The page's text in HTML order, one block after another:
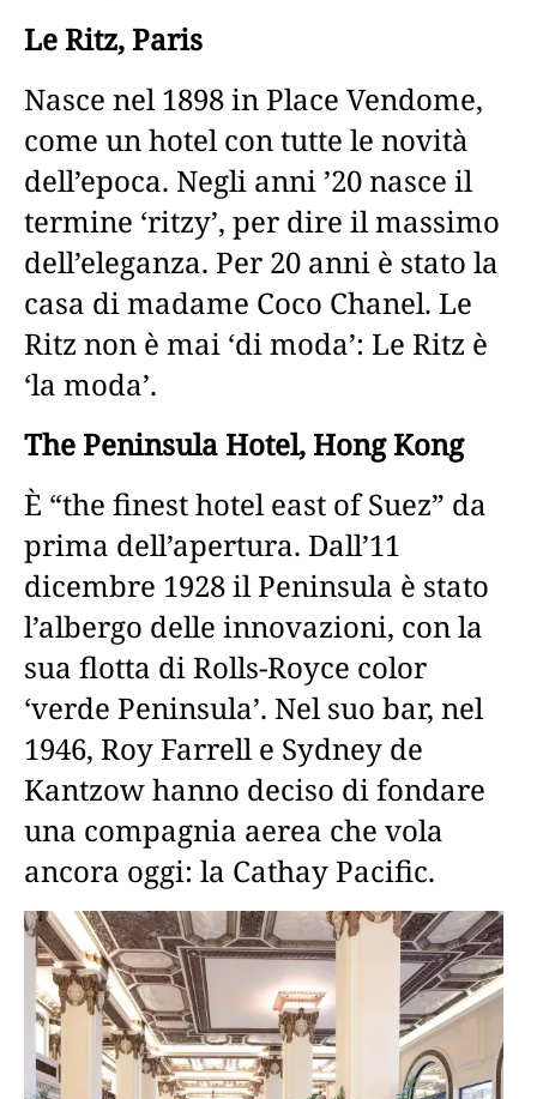
Le Ritz, Paris
Nasce nel 1898 in Place Vendome,
come un hotel con tutte le novità
dell’epoca. Negli anni ’20 nasce il
termine ‘ritzy’, per dire il massimo
dell’eleganza. Per 20 anni è stato la
casa di madame Coco Chanel. Le
Ritz non è mai ‘di moda’: Le Ritz è
‘la moda’.
The Peninsula Hotel, Hong Kong
È “the finest hotel east of Suez” da
prima dell’apertura. Dall’11
dicembre 1928 il Peninsula è stato
l’albergo delle innovazioni, con la
sua flotta di Rolls-Royce color
‘verde Peninsula’. Nel suo bar, nel
1946, Roy Farrell e Sydney de
Kantzow hanno deciso di fondare
una compagnia aerea che vola
ancora oggi: la Cathay Pacific.